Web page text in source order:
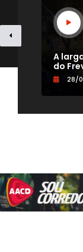
A
do
28/